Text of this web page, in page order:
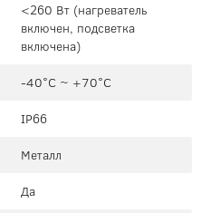
<260 Вт (нагреватель
включен, подсветка
включена)
-40°C ~ +70°C
IP66
Металл
Да